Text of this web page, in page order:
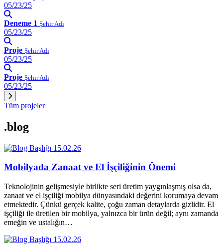
05/23/25
Deneme 1 Şehir Adı
05/23/25
Proje Şehir Adı
05/23/25
Proje Şehir Adı
05/23/25
Tüm projeler
.blog
15.02.26
Mobilyada Zanaat ve El İşçiliğinin Önemi
Teknolojinin gelişmesiyle birlikte seri üretim yaygınlaşmış olsa da,
zanaat ve el işçiliği mobilya dünyasındaki değerini korumaya devam
etmektedir. Çünkü gerçek kalite, çoğu zaman detaylarda gizlidir. El
işçiliği ile üretilen bir mobilya, yalnızca bir ürün değil; aynı zamanda
emeğin ve ustalığın…
15.02.26